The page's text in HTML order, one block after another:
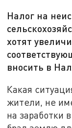
Налог на
хотят
вносить в
Какая
жители, не
на заработки